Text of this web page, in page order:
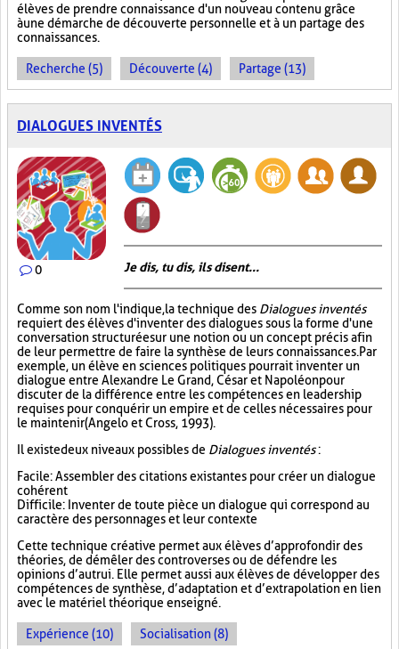
élèves de prendre connaissance d'un nouveau contenu grâce
à une démarche de découverte personnelle et à un partage des
connaissances.
Recherche (5) Découverte (4) Partage (13)
DIALOGUES INVENTÉS
0 Je dis, tu dis, ils disent...
Comme son nom l'indique, la technique des Dialogues inventés
requiert des élèves d'inventer des dialogues sous la forme d'une
conversation structurée sur une notion ou un concept précis afin
de leur permettre de faire la synthèse de leurs connaissances. Par
exemple, un élève en sciences politiques pourrait inventer un
dialogue entre Alexandre Le Grand, César et Napoléon pour
discuter de la différence entre les compétences en leadership
requises pour conquérir un empire et de celles nécessaires pour
le maintenir (Angelo et Cross, 1993).
Il existe deux niveaux possibles de Dialogues inventés:
Facile : Assembler des citations existantes pour créer un dialogue
cohérent
Difficile : Inventer de toute pièce un dialogue qui correspond au
caractère des personnages et leur contexte
Cette technique créative permet aux élèves d’approfondir des
théories, de démêler des controverses ou de défendre les
opinions d’autrui. Elle permet aussi aux élèves de développer des
compétences de synthèse, d’adaptation et d’extrapolation en lien
avec le matériel théorique enseigné.
Expérience (10) Socialisation (8)